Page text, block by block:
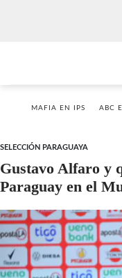
MAFIA EN IPS ABC
SELECCIÓN PARAGUAYA
Gustavo Alfaro y
Paraguay en el